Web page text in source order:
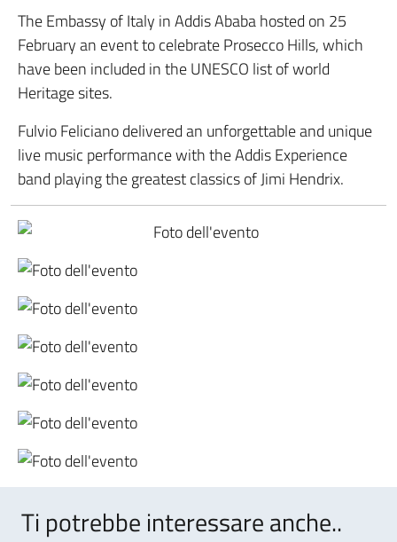
The Embassy of Italy in Addis Ababa hosted on 25
February an event to celebrate Prosecco Hills, which
have been included in the UNESCO list of world
Heritage sites.
Fulvio Feliciano delivered an unforgettable and unique
live music performance with the Addis Experience
band playing the greatest classics of Jimi Hendrix.
Ti potrebbe interessare anche..